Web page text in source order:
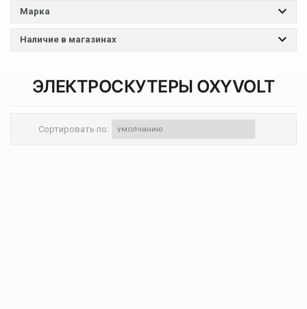
Марка
Наличие в магазинах
ЭЛЕКТРОСКУТЕРЫ OXYVOLT
Сортировать по: